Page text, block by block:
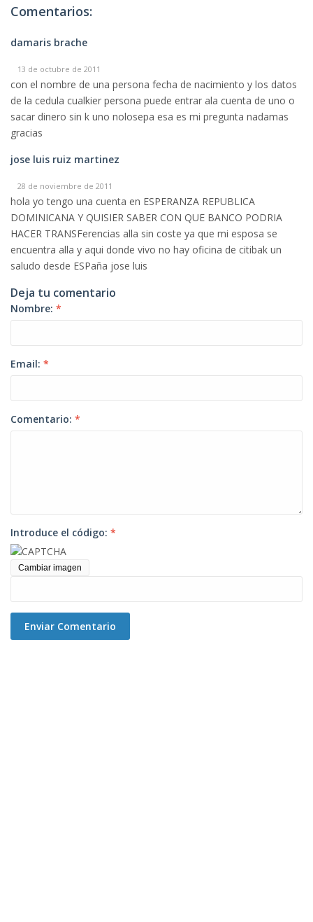
Comentarios:
damaris brache
13 de octubre de 2011
con el nombre de una persona fecha de nacimiento y los datos
de la cedula cualkier persona puede entrar ala cuenta de uno o
sacar dinero sin k uno nolosepa esa es mi pregunta nadamas
gracias
jose luis ruiz martinez
28 de noviembre de 2011
hola yo tengo una cuenta en ESPERANZA REPUBLICA
DOMINICANA Y QUISIER SABER CON QUE BANCO PODRIA
HACER TRANSFerencias alla sin coste ya que mi esposa se
encuentra alla y aqui donde vivo no hay oficina de citibak un
saludo desde ESPaña jose luis
Deja tu comentario
Nombre: *
Email: *
Comentario: *
Introduce el código: *
Cambiar imagen
Enviar Comentario